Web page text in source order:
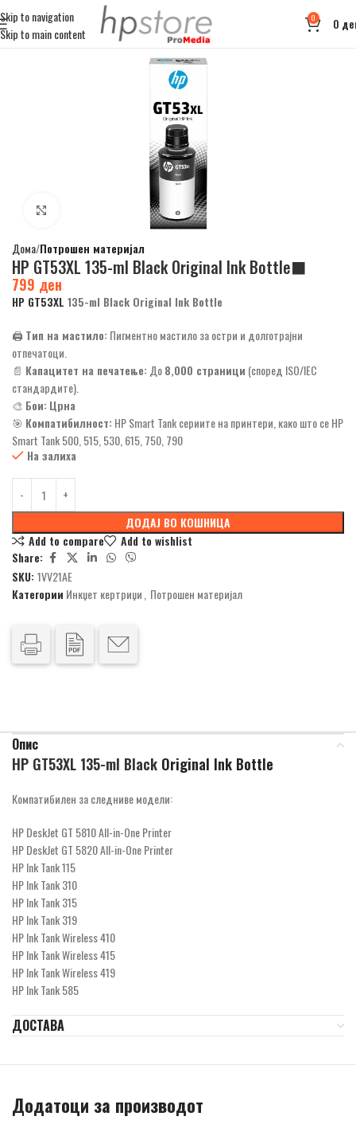
Skip to navigation
Skip to main content
0 0
Дома Потрошен материјал
HP GT53XL 135-ml Black Original Ink Bottle⬛
799 ден
HP GT53XL 135-ml Black Original Ink Bottle
🖨️ Тип на мастило: Пигментно мастило за остри и долготрајни
отпечатоци.
📄 Капацитет на печатење: До8,000 страници (според ISO/IEC
стандардите).
🎨 Бои: Црна
🎯 Компатибилност: HP Smart Tank сериите на принтери, како што се HP
Smart Tank 500, 515, 530, 615, 750, 790
На залиха
ДОДАЈ ВО КОШНИЦА
Add to compare
Add to wishlist
Share:
SKU: 1VV21AE
Категории Инкџет кертриџи, Потрошен материјал
Опис
HP GT53XL 135-ml Black Original Ink Bottle
Компатибилен за следниве модели:
HP DeskJet GT 5810 All-in-One Printer
HP DeskJet GT 5820 All-in-One Printer
HP Ink Tank 115
HP Ink Tank 310
HP Ink Tank 315
HP Ink Tank 319
HP Ink Tank Wireless 410
HP Ink Tank Wireless 415
HP Ink Tank Wireless 419
HP Ink Tank 585
ДОСТАВА
Додатоци за производот